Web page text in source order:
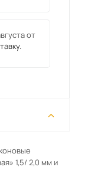
от
1,5/ 2,0 мм и